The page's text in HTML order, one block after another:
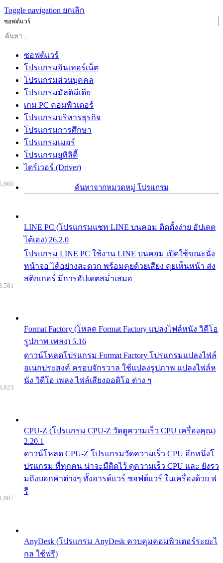
Toggle navigation ยกเลิก
ซอฟต์แวร์
ซอฟต์แวร์
โปรแกรมอินเทอร์เน็ต
โปรแกรมส่วนบุคคล
โปรแกรมมัลติมีเดีย
เกม PC คอมพิวเตอร์
โปรแกรมบริหารธุรกิจ
โปรแกรมการศึกษา
โปรแกรมเมอร์
โปรแกรมยูทิลิตี้
ไดร์เวอร์ (Driver)
ค้นหาจากหมวดหมู่ โปรแกรม
LINE PC (โปรแกรมแชท LINE บนคอม ติดตั้งง่าย อัปเดต
ได้เอง) 26.2.0
โปรแกรม LINE PC ใช้งาน LINE บนคอม เปิดใช้ขณะนั่ง
หน้าจอ ได้อย่างสะดวก พร้อมคุยด้วยเสียง คุยเห็นหน้า ส่ง
สติกเกอร์ มีการอัปเดตสม่ำเสมอ
Format Factory (โหลด Format Factory แปลงไฟล์หนัง วิดีโอ
รูปภาพ เพลง) 5.16
ดาวน์โหลดโปรแกรม Format Factory โปรแกรมแปลงไฟล์
อเนกประสงค์ ครอบจักรวาล ใช้แปลงรูปภาพ แปลงไฟล์ห
นัง วิดีโอ เพลง ไฟล์เสียงออดิโอ ต่าง ๆ
CPU-Z (โปรแกรม CPU-Z วัดดูความเร็ว CPU เครื่องคุณ)
2.20.1
ดาวน์โหลด CPU-Z โปรแกรมวัดความเร็ว CPU อีกหนึ่งโ
ปรแกรม ที่ทุกคน น่าจะมีติดไว้ ดูความเร็ว CPU และ ยังรว
มถึงบอกค่าต่างๆ ทั้งฮารด์แวร์ ซอฟต์แวร์ ในเครื่องด้วย ฟ
รี
AnyDesk (โปรแกรม AnyDesk ควบคุมคอมพิวเตอร์ระยะไ
กล ใช้ฟรี)